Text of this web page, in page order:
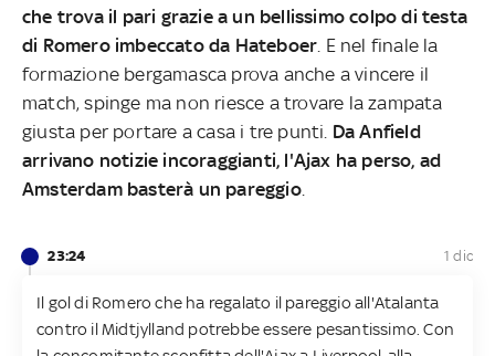
che trova il pari grazie a un bellissimo colpo di testa
di Romero imbeccato da Hateboer . E nel finale la
formazione bergamasca prova anche a vincere il
match, spinge ma non riesce a trovare la zampata
giusta per portare a casa i tre punti. Da Anfield
arrivano notizie incoraggianti, l'Ajax ha perso, ad
Amsterdam basterà un pareggio.
23:24 1 dic
Il gol di Romero che ha regalato il pareggio all'Atalanta
contro il Midtjylland potrebbe essere pesantissimo. Con